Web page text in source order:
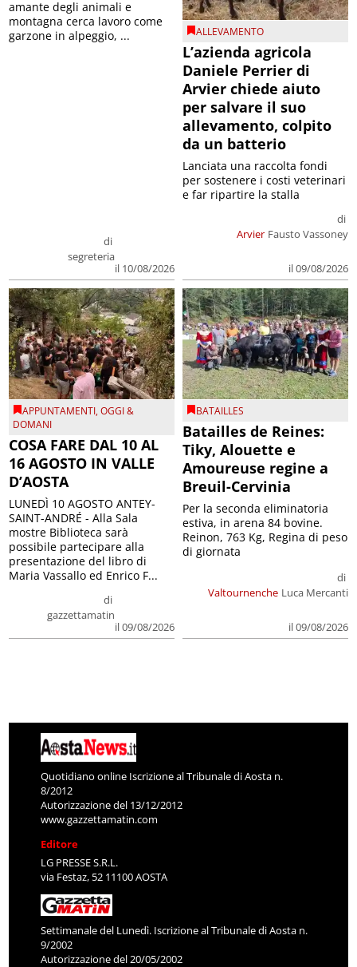
di
segreteria
il 10/08/2026
amante degli animali e
montagna cerca lavoro come
garzone in alpeggio, ...
ALLEVAMENTO
L’azienda agricola
Daniele Perrier di
Arvier chiede aiuto
per salvare il suo
allevamento, colpito
da un batterio
Arvier
di
Fausto Vassoney
il 09/08/2026
Lanciata una raccolta fondi
per sostenere i costi veterinari
e far ripartire la stalla
APPUNTAMENTI,OGGI &
DOMANI
COSA FARE DAL 10 AL
16 AGOSTO IN VALLE
D’AOSTA
di
gazzettamatin
il 09/08/2026
LUNEDÌ 10 AGOSTO ANTEY-
SAINT-ANDRÉ - Alla Sala
mostre Biblioteca sarà
possibile partecipare alla
presentazione del libro di
Maria Vassallo ed Enrico F...
BATAILLES
Batailles de Reines:
Tiky, Alouette e
Amoureuse regine a
Breuil-Cervinia
Valtournenche
di
Luca Mercanti
il 09/08/2026
Per la seconda eliminatoria
estiva, in arena 84 bovine.
Reinon, 763 Kg, Regina di peso
di giornata
Quotidiano online Iscrizione al Tribunale di Aosta n.
8/2012
Autorizzazione del 13/12/2012
www.gazzettamatin.com
Editore
LG PRESSE S.R.L.
via Festaz, 52 11100 AOSTA
Settimanale del Lunedì. Iscrizione al Tribunale di Aosta n.
9/2002
Autorizzazione del 20/05/2002